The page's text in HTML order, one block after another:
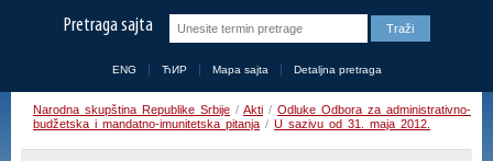
Pretraga sajta
ENG ЋИР Mapa sajta Detaljna pretraga
Narodna skupština Republike Srbije / Akti / Odluke Odbora za administrativno-
budžetska i mandatno-imunitetska pitanja / U sazivu od 31. maja 2012.